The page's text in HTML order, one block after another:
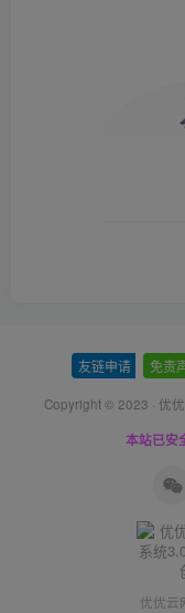
Copyright © 2023 ·优
本站已
优优云